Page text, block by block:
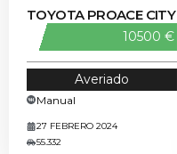
TOYOTA PROACE CITY
10500 €
Averiado
Manual
27 FEBRERO 2024
55.332